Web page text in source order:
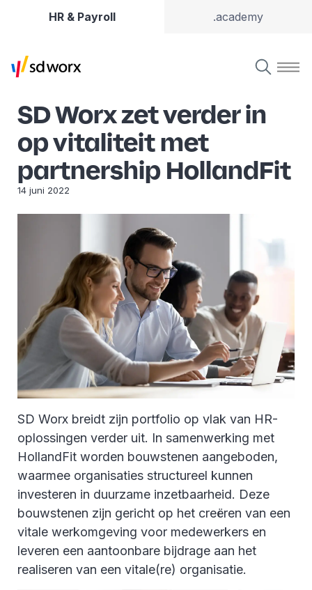
HR & Payroll .academy
SD Worx zet verder in
op vitaliteit met
partnership HollandFit
14 juni 2022
SD Worx breidt zijn portfolio op vlak van HR-
oplossingen verder uit. In samenwerking met
HollandFit worden bouwstenen aangeboden,
waarmee organisaties structureel kunnen
investeren in duurzame inzetbaarheid. Deze
bouwstenen zijn gericht op het creëren van een
vitale werkomgeving voor medewerkers en
leveren een aantoonbare bijdrage aan het
realiseren van een vitale(re) organisatie.